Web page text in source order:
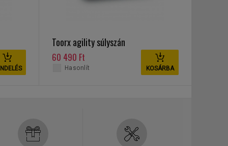
Toorx agility súlyszán
60 490 Ft
KOSÁRBA
Hasonlít